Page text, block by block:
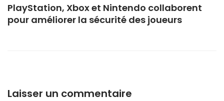
PlayStation, Xbox et Nintendo collaborent
pour améliorer la sécurité des joueurs
Laisser un commentaire